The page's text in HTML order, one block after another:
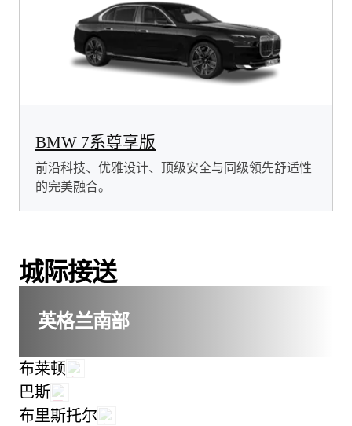
BMW 7系尊享版
前沿科技、优雅设计、顶级安全与同级领先舒适性
的完美融合。
城际接送
英格兰南部
布莱顿
巴斯
布里斯托尔